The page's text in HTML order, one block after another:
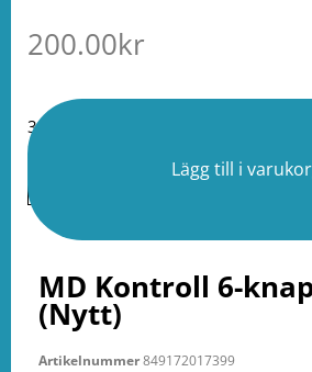
200.00kr
3 i lager
Lägg till i
MD Kontroll 6-
(Nytt)
Artikelnummer849172017399